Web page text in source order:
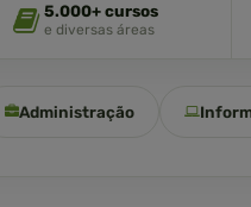
5.000+ cursos
e diversas áreas
Administração